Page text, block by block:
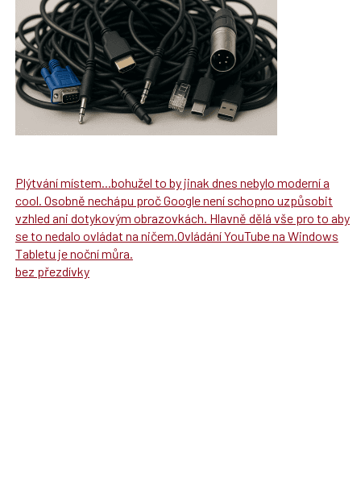
Plýtvání místem...bohužel to by jinak dnes nebylo moderní a
cool. Osobně nechápu proč Google není schopno uzpůsobit
vzhled ani dotykovým obrazovkách. Hlavně dělá vše pro to aby
se to nedalo ovládat na ničem.Ovládání YouTube na Windows
Tabletu je noční můra.
bez přezdívky